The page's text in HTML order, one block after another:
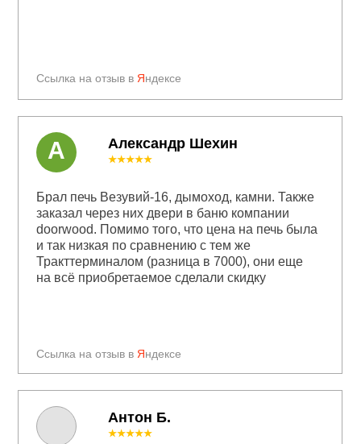
Антон Б.
Ссылка на отзыв в Яндексе
Александр Шехин
Ссылка на отзыв в Яндексе
★★★★★
Брал печь Везувий-16, дымоход, камни. Также
заказал через них двери в баню компании
doorwood. Помимо того, что цена на печь была
и так низкая по сравнению с тем же
Тракттерминалом (разница в 7000), они еще
на всё приобретаемое сделали скидку
А
★★★★★